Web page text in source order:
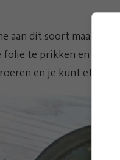
aan dit soort
folie te prikken en
en je kunt eten.